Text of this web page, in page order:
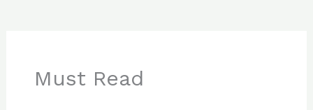
Must Read